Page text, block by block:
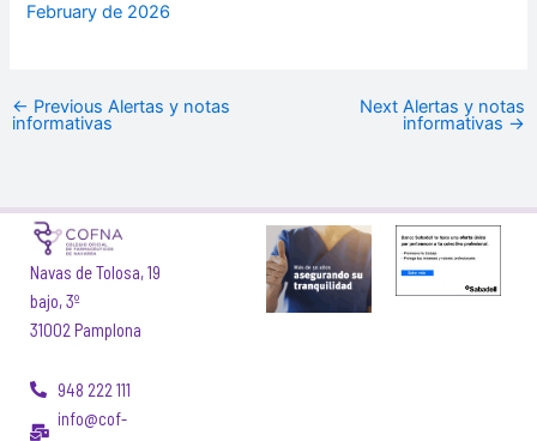
February de 2026
← Previous Alertas y notas
informativas
Next Alertas y notas
informativas →
Navas de Tolosa, 19
bajo, 3º
31002 Pamplona
948 222 111
info@cof-